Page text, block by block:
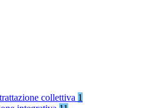
collettiva 1